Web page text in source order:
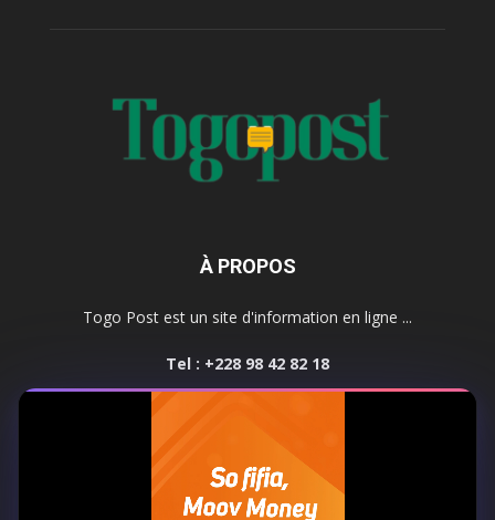
À PROPOS
Togo Post est un site d'information en ligne ...
Tel : +228 98 42 82 18
SUIVEZ NOUS